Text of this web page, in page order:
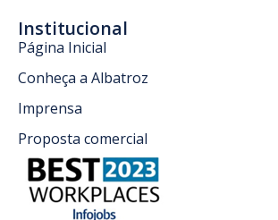
Institucional
Página Inicial
Conheça a Albatroz
Imprensa
Proposta comercial